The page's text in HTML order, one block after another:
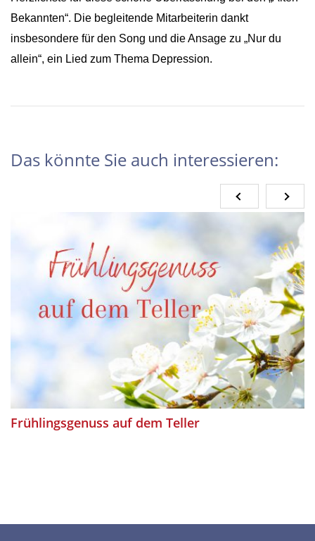
Bekannten“. Die begleitende Mitarbeiterin dankt
insbesondere für den Song und die Ansage zu „Nur du
allein“, ein Lied zum Thema Depression.
Das könnte Sie auch interessieren:
Frühlingsgenuss auf dem Teller